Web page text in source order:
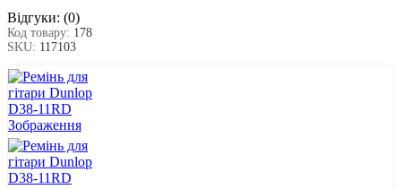
Відгуки: (0)
Код товару: 178
SKU: 117103